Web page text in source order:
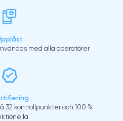
med alla operatörer
32 kontrollpunkter och 100 %